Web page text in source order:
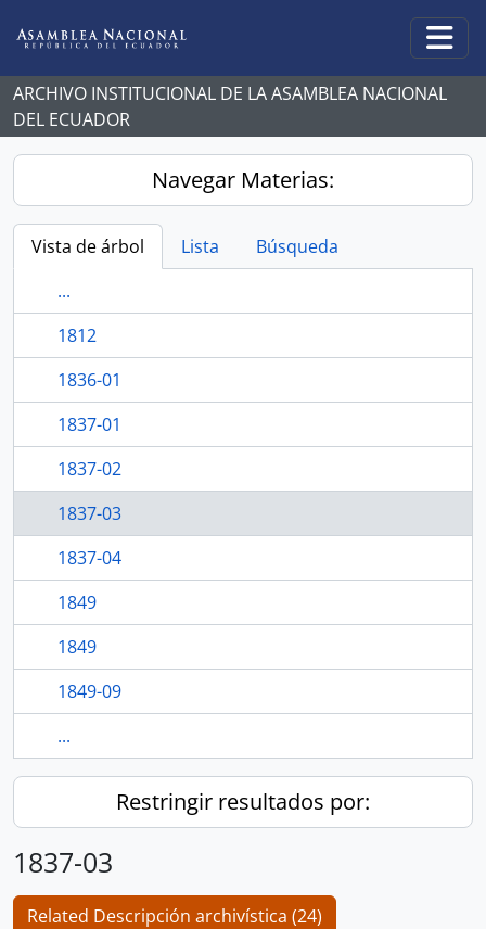
ARCHIVO INSTITUCIONAL DE LA ASAMBLEA NACIONAL
DEL ECUADOR
Navegar Materias:
Vista de árbol Lista
Búsqueda
...
1812
1836-01
1837-01
1837-02
1837-03
1837-04
1849
1849
1849-09
...
Restringir resultados por:
1837-03
Related Descripción archivística (24)